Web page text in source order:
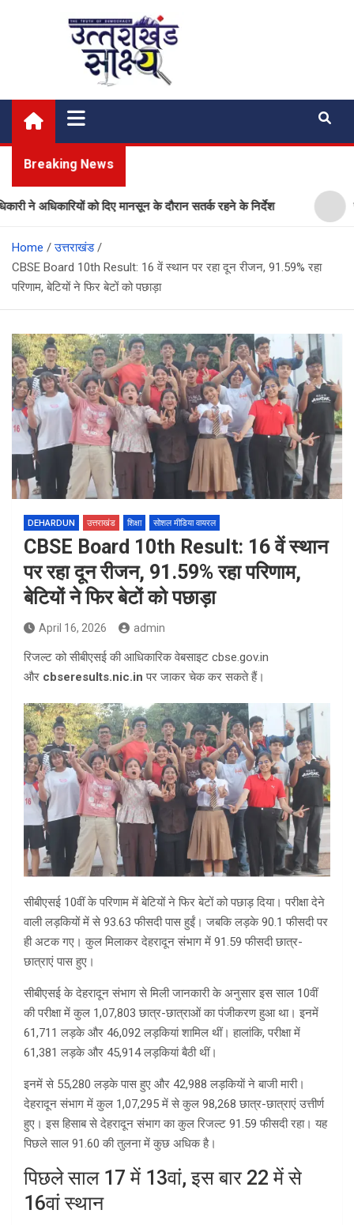
Uttarakhand Shakshya
My News Portal
Breaking News
अधिकारियों को दिए मानसून के दौरान सतर्क रहने के निर्देश
Home
उत्तराखंड
CBSE Board 10th Result: 16 वें स्थान पर रहा दून रीजन, 91.59% रहा
परिणाम, बेटियों ने फिर बेटों को पछाड़ा
DEHARDUN उत्तराखंड शिक्षा सोशल मीडिया वायरल
CBSE Board 10th Result: 16 वें स्थान
पर रहा दून रीजन, 91.59% रहा परिणाम,
बेटियों ने फिर बेटों को पछाड़ा
April 16, 2026 admin
रिजल्ट को सीबीएसई की आधिकारिक वेबसाइट cbse.gov.in
और cbseresults.nic.in पर जाकर चेक कर सकते हैं।
सीबीएसई 10वीं के परिणाम में बेटियों ने फिर बेटों को पछाड़ दिया। परीक्षा देने
वाली लड़कियों में से 93.63 फीसदी पास हुईं। जबकि लड़के 90.1 फीसदी पर
ही अटक गए। कुल मिलाकर देहरादून संभाग में 91.59 फीसदी छात्र-
छात्राएं पास हुए।
सीबीएसई के देहरादून संभाग से मिली जानकारी के अनुसार इस साल 10वीं
की परीक्षा में कुल 1,07,803 छात्र-छात्राओं का पंजीकरण हुआ था। इनमें
61,711 लड़के और 46,092 लड़कियां शामिल थीं। हालांकि, परीक्षा में
61,381 लड़के और 45,914 लड़कियां बैठी थीं।
इनमें से 55,280 लड़के पास हुए और 42,988 लड़कियाें ने बाजी मारी।
देहरादून संभाग में कुल 1,07,295 में से कुल 98,268 छात्र-छात्राएं उत्तीर्ण
हुए। इस हिसाब से देहरादून संभाग का कुल रिजल्ट 91.59 फीसदी रहा। यह
पिछले साल 91.60 की तुलना में कुछ अधिक है।
पिछले साल 17 में 13वां, इस बार 22 में से
16वां स्थान